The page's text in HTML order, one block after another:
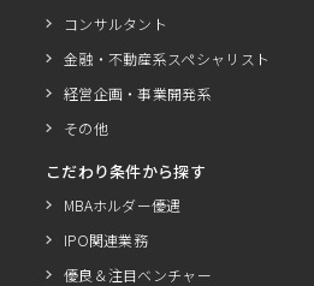
コンサルタント
金融・不動産系スペシャリスト
経営企画・事業開発系
その他
こだわり条件から探す
MBAホルダー優遇
IPO関連業務
優良＆注目ベンチャー